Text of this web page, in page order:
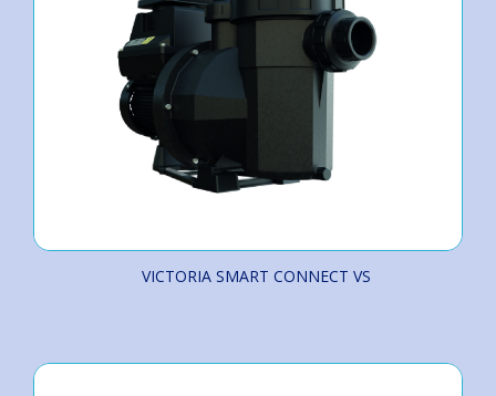
VICTORIA SMART CONNECT VS